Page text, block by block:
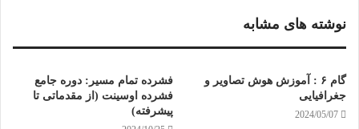
نوشته های مشابه
گام ۶ : آموزش هوش تصاویر و
جغرافیایی
2024/05/07
فشرده تمام مسیر: دوره جامع
فشرده اوسینت (از مقدماتی تا
پیشرفته)